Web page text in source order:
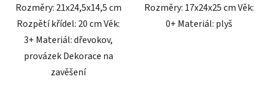
Rozměry: 21x24,5x14,5 cm
Rozpětí křídel: 20 cm Věk:
3+ Materiál: dřevokov,
provázek Dekorace na
zavěšení
Rozměry: 17x24x25 cm Věk:
0+ Materiál: plyš